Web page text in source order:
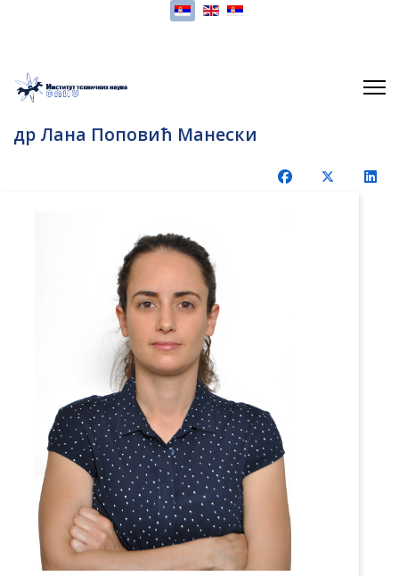
Изаберите ваш језик
др Лана Поповић Манески